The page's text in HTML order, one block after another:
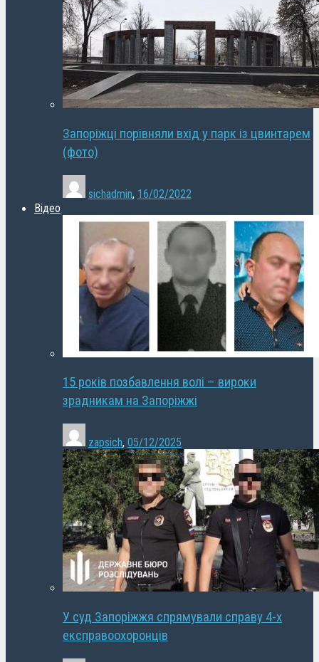
Запоріжці порівняли вхід у парк із цвинтарем
(фото)
sichadmin, 16/02/2022
Відео
15 років позбавлення волі – вироки
зрадникам на Запоріжжі
zapsich, 05/12/2025
У суд Запоріжжя спрямували справу 4-х
експравоохоронців